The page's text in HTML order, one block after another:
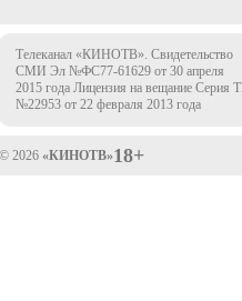
Телеканал «КИНОТВ». Свидетельство
СМИ Эл №ФС77-61629 от 30 апреля
2015 года Лицензия на вещание Серия
№22953 от 22 февраля 2013 года
2026 «КИНОТВ»18+